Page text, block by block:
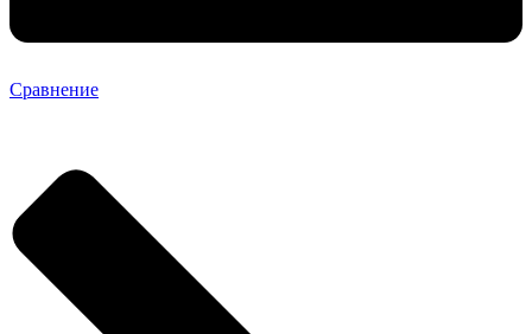
Сравнение